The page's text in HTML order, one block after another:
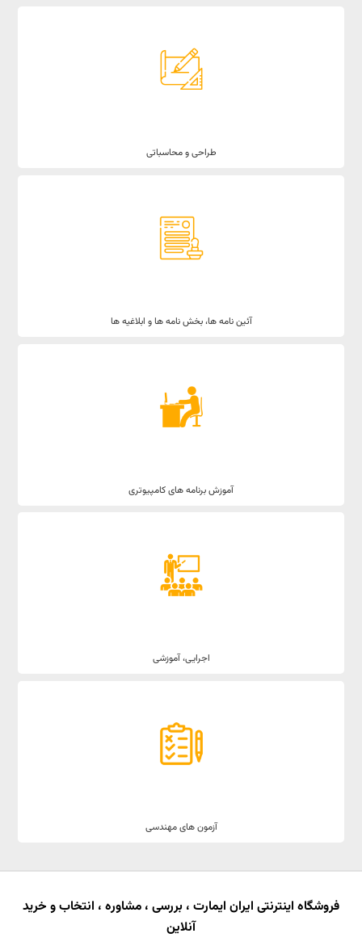
طراحی و محاسباتی
آئین نامه ها، بخش نامه ها و ابلاغیه ها
آموزش برنامه های کامپیوتری
اجرایی، آموزشی
آزمون های مهندسی
فروشگاه اینترنتی ایران ایمارت ، بررسی ، مشاوره ، انتخاب و خرید
آنلاین